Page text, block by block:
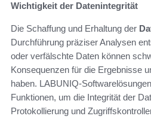
Wichtigkeit der Datenintegrität
Die Schaffung und Erhaltung der
Durchführung präziser Analysen
oder verfälschte Daten können
Konsequenzen für die Ergebnisse
haben. LABUNIQ-
Funktionen, um die Integrität der
Protokollierung und